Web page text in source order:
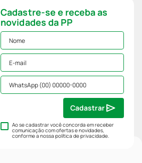
Cadastre-se e receba as
novidades da PP
Ao se cadastrar você concorda em receber
comunicação com ofertas e novidades,
conforme a nossapolítica de privacidade.
Cadastrar